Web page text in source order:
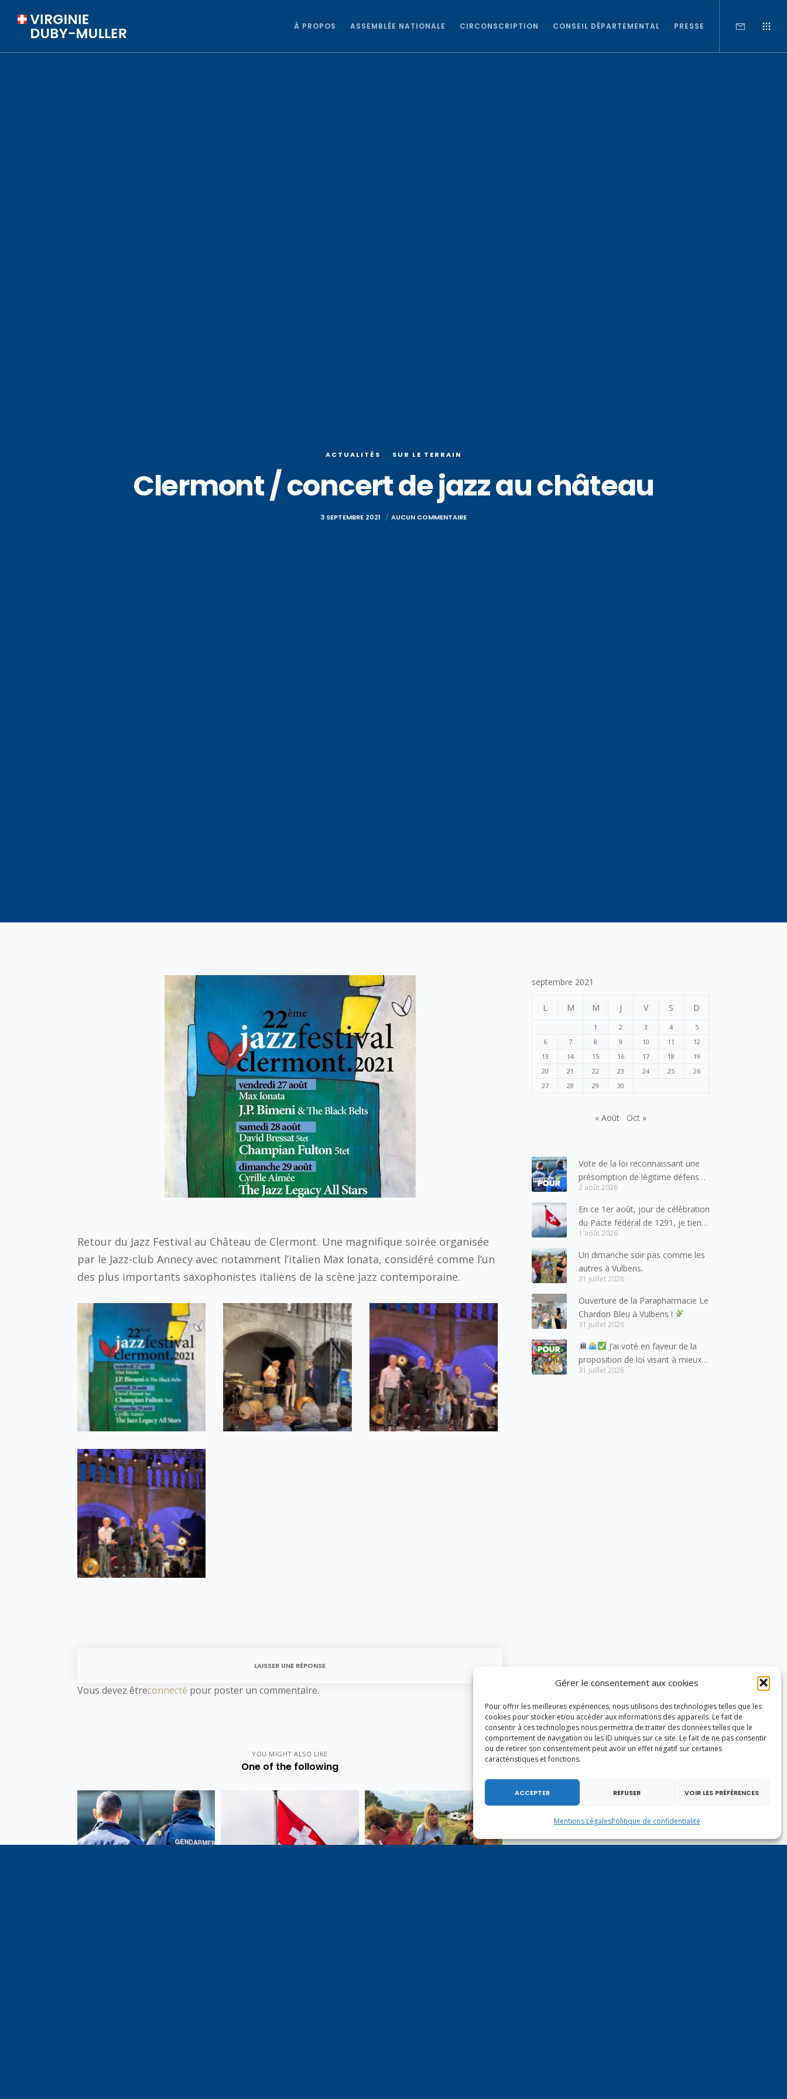
Gérer le consentement aux cookies
Pour offrir les meilleures expériences, nous utilisons des technologies telles que les
cookies pour stocker et/ou accéder aux informations des appareils. Le fait de
consentir à ces technologies nous permettra de traiter des données telles que le
comportement de navigation ou les ID uniques sur ce site. Le fait de ne pas consentir
ou de retirer son consentement peut avoir un effet négatif sur certaines
caractéristiques et fonctions.
ACCEPTER REFUSER VOIR LES PRÉFÉRENCES
Mentions LégalesPolitique de confidentialité
À PROPOS ASSEMBLÉE NATIONALE CIRCONSCRIPTION CONSEIL DÉPARTEMENTAL PRESSE
ACTUALITÉS SUR LE TERRAIN
Clermont / concert de jazz au château
3 SEPTEMBRE 2021 AUCUN COMMENTAIRE
Retour du Jazz Festival au Château de Clermont. Une magnifique soirée organisée
par le Jazz-club Annecy avec notamment l’italien Max Ionata, considéré comme l’un
des plus importants saxophonistes italiens de la scène jazz contemporaine.
LAISSER UNE RÉPONSE
Vous devez êtreconnecté pour poster un commentaire.
YOU MIGHT ALSO LIKE
One of the following
septembre 2021
L M M J V S D
1 2 3 4
5
6
7 8 9 10 11
12
13
14 15 16 17 18
19
20
21 22 23 24 25
26
27
28 29 30
« Août Oct »
Vote de la loi reconnaissant une
présomption de légitime défense
pour les forces de l’ordre
2 août 2026
En ce 1er août, jour de célébration
du Pacte fédéral de 1291, je tiens
à adresser mes meilleures
salutations à nos voisins et amis
suisses, et plus particulièrement
aux habitants du bassin genevois
lesquels la Haute-Savoie
entretient des liens étroits et
quotidiens.
1 août 2026
Un dimanche soir pas comme les
autres à Vulbens.
31 juillet 2026
Ouverture de la Parapharmacie Le
Chardon Bleu à Vulbens !
31 juillet 2026
J’ai voté en faveur de la
proposition de loi visant à mieux
protéger les mineurs des risques
31 juillet 2026